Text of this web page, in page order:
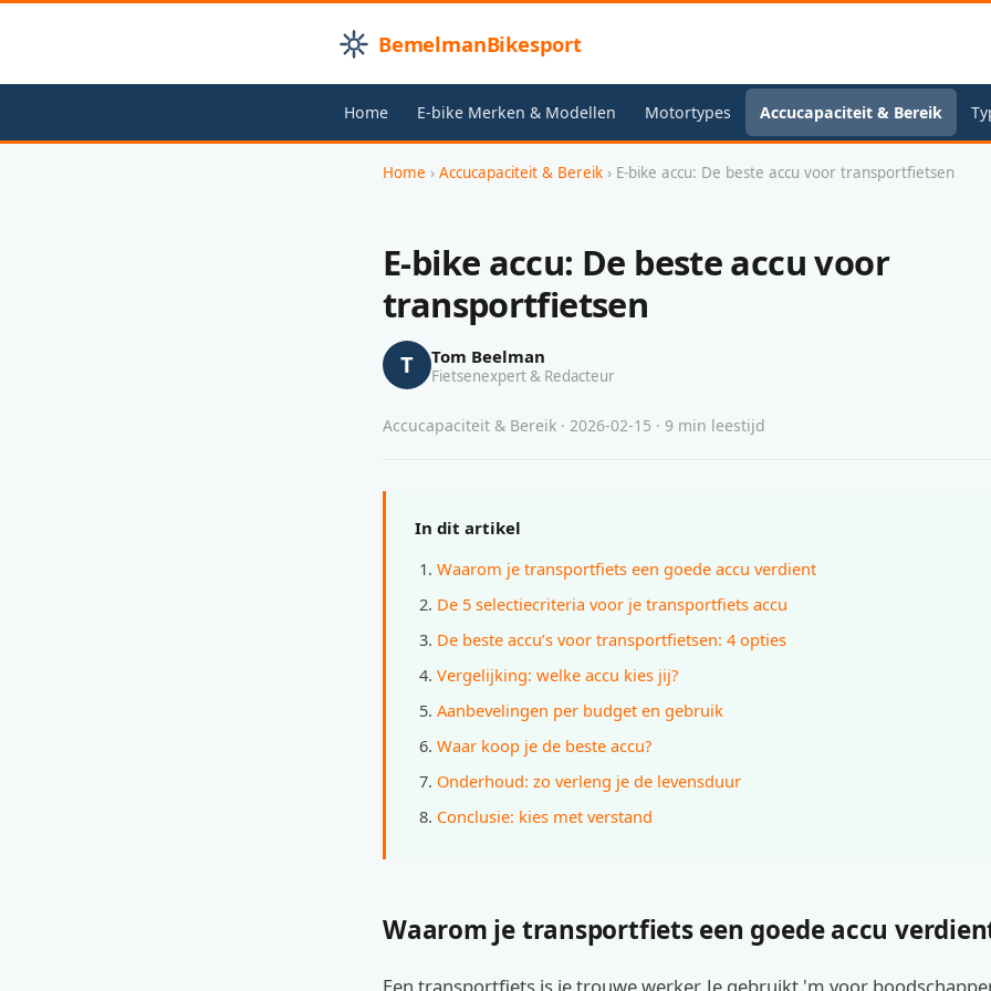
BemelmanBikesport
Home E-bike Merken & Modellen Motortypes Accucapaciteit & Bereik
Home › Accucapaciteit & Bereik › E-bike accu: De beste accu voor transportfietsen
E-bike accu: De beste accu voor
transportfietsen
T Tom Beelman
Fietsenexpert & Redacteur
Accucapaciteit & Bereik · 2026-02-15 · 9 min leestijd
In dit artikel
Waarom je transportfiets een goede accu verdient
De 5 selectiecriteria voor je transportfiets accu
De beste accu’s voor transportfietsen: 4 opties
Vergelijking: welke accu kies jij?
Aanbevelingen per budget en gebruik
Waar koop je de beste accu?
Onderhoud: zo verleng je de levensduur
Conclusie: kies met verstand
Waarom je transportfiets een goede accu